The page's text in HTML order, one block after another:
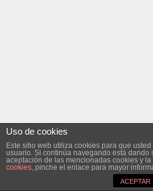
Uso de cookies
Este sitio web utiliza cookies para que
usuario. Si continúa navegando está dando
aceptación de las mencionadas cookies y
cookies, pinche el enlace para mayor
ACEPTAR